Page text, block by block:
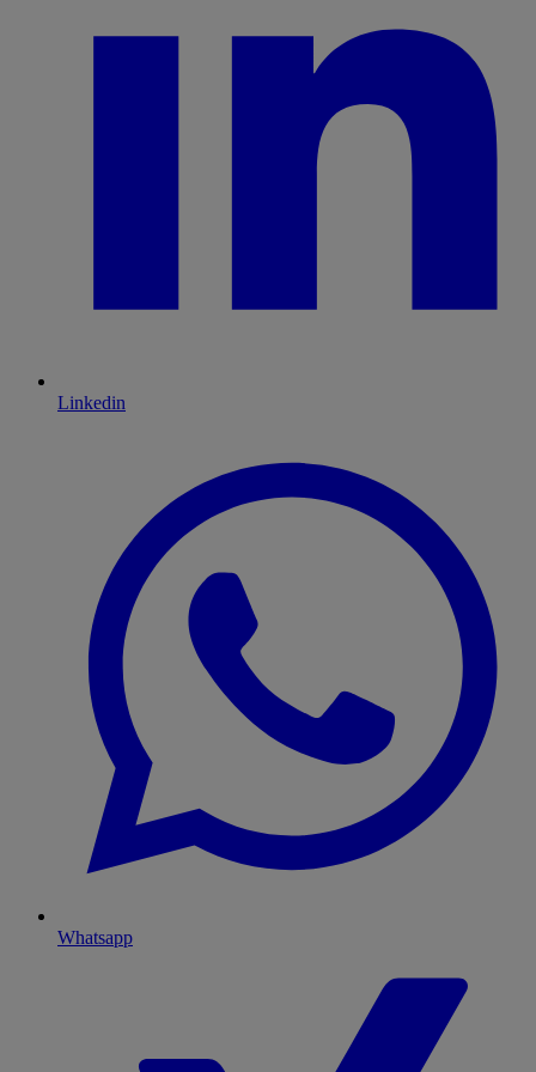
Linkedin
Whatsapp